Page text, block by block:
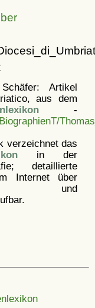
Artikel
aus dem
-
verzeichnet das
in der
detaillierte
Internet über